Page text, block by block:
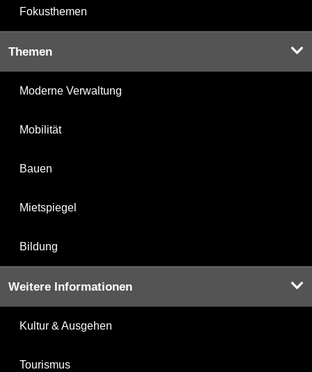
Fokusthemen
Themen
Moderne Verwaltung
Mobilität
Bauen
Mietspiegel
Bildung
Weitere Informationen
Kultur & Ausgehen
Tourismus